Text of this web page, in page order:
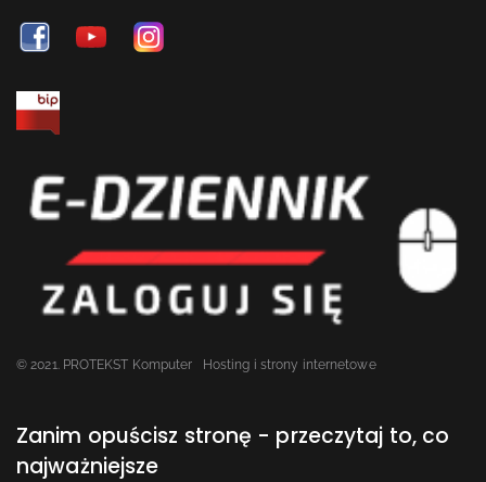
© 2021. PROTEKST Komputer Hosting i strony internetowe
Zanim opuścisz stronę - przeczytaj to, co
najważniejsze